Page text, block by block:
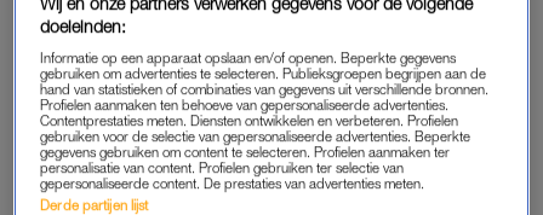
Een bericht gedeeld door Agnesa Ruse (@agnesaruse)
Picknick op de planning? Pien
doeleinden:
Informatie op een apparaat opslaan en/of openen. Beperkte gegevens
gebruiken om advertenties te selecteren. Publieksgroepen begrijpen aan de
hand van statistieken of combinaties van gegevens uit verschillende bronnen.
Profielen aanmaken ten behoeve van gepersonaliseerde advertenties.
Contentprestaties meten. Diensten ontwikkelen en verbeteren. Profielen
gebruiken voor de selectie van gepersonaliseerde advertenties. Beperkte
gegevens gebruiken om content te selecteren. Profielen aanmaken ter
personalisatie van content. Profielen gebruiken ter selectie van
gepersonaliseerde content. De prestaties van advertenties meten.
Derde partijen lijst